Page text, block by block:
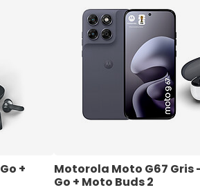
+
Motorola Moto G67 Gris
Go + Moto Buds 2